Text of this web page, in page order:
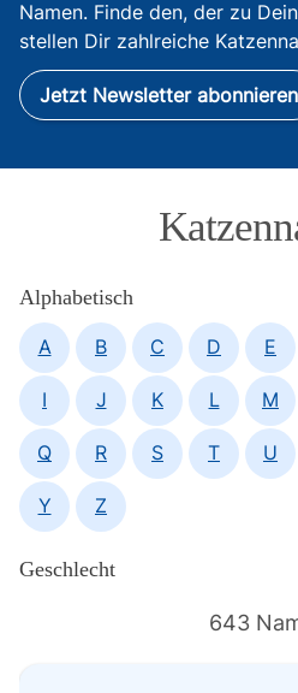
Namen. Finde den, der zu
stellen Dir zahlreiche
Jetzt Newsletter abonnieren
Alphabetisch
A B C D E
I J K L M
Q R S T U
Y Z
Geschlecht
643